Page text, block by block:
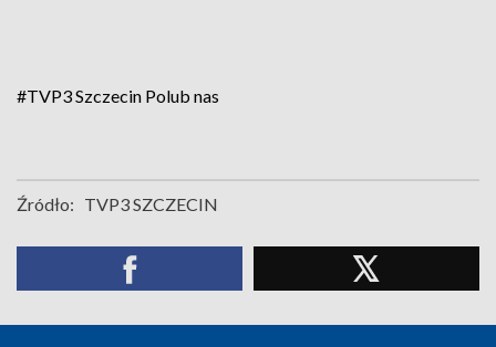
#TVP3 Szczecin Polub nas
Źródło: TVP3 SZCZECIN